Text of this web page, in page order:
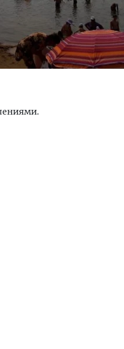
Смелость архитектурных
Генеральный директор
ЗИАС — об эстетике
трендах в фасадах и